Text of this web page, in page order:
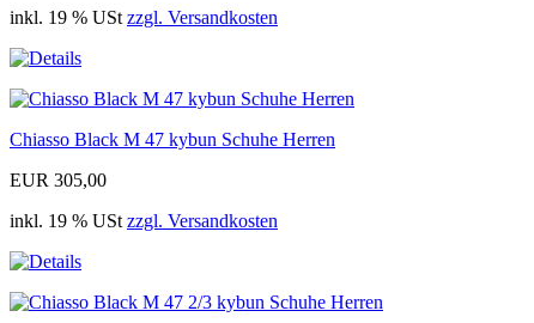
inkl. 19 % USt zzgl. Versandkosten
Chiasso Black M 47 kybun Schuhe Herren
EUR 305,00
inkl. 19 % USt zzgl. Versandkosten